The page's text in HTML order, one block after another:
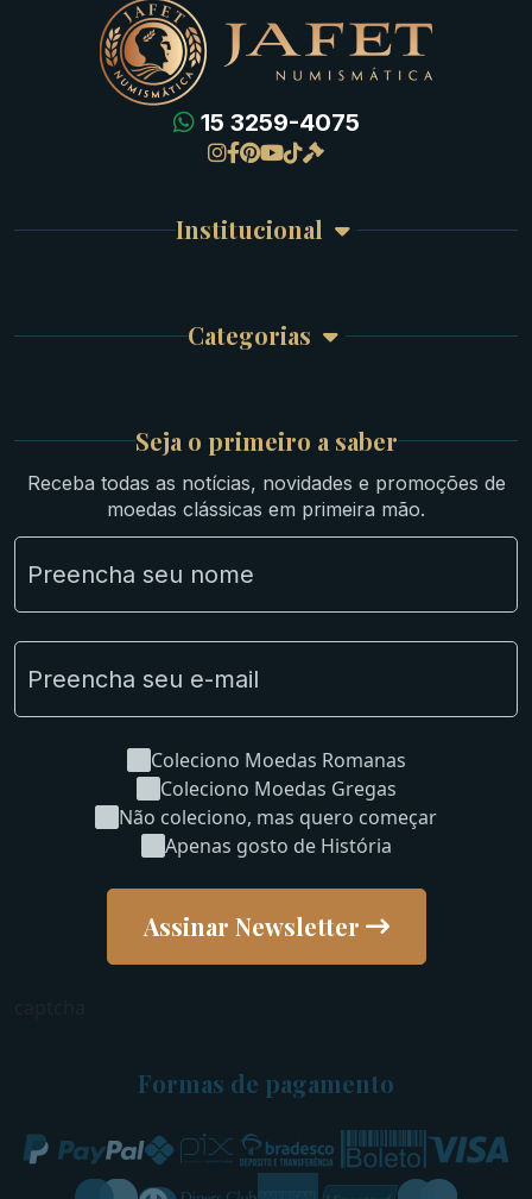
15 3259-4075
Institucional
Meus Pedidos
Carrinho de Compra
Atendimento
Categorias
Gregas
Byzantinas
Bíblicas
Ouro
Ibéricas
Lotes Grandes
Material Numismático
NGC e NNC Encapsuladas
Novidades
Seja o primeiro a saber
Receba todas as notícias, novidades e promoções de
moedas clássicas em primeira mão.
Coleciono Moedas Romanas
Coleciono Moedas Gregas
Não coleciono, mas quero começar
Apenas gosto de História
Assinar Newsletter
Formas de pagamento